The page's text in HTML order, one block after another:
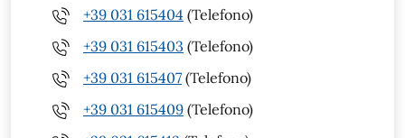
+39 031 615404 (Telefono)
+39 031 615403 (Telefono)
+39 031 615407 (Telefono)
+39 031 615409 (Telefono)